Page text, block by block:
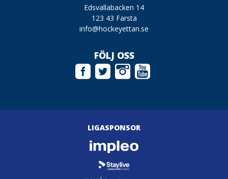
Edsvallabacken 14
123 43 Farsta
info@hockeyettan.se
FÖLJ OSS
LIGASPONSOR